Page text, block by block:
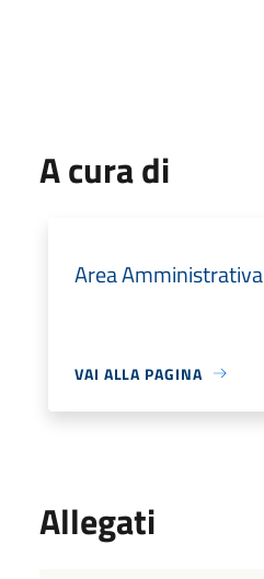
A cura di
Area Amministrativa
VAI ALLA PAGINA
Allegati